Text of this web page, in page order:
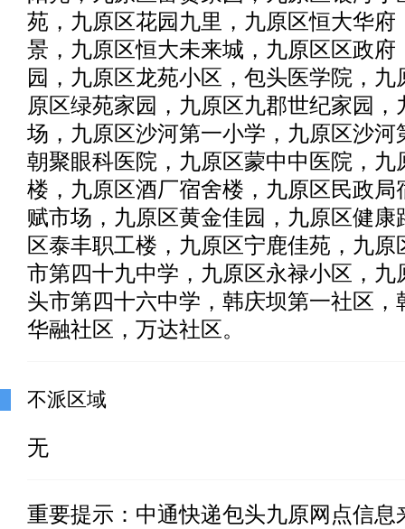
苑，九原区花园九里，九原区恒大华府
景，九原区恒大未来城，九原区区政府
园，九原区龙苑小区，包头医学院，
原区绿苑家园，九原区九郡世纪家园，
场，九原区沙河第一小学，九原区沙河
朝聚眼科医院，九原区蒙中中医院，九
楼，九原区酒厂宿舍楼，九原区民政局
赋市场，九原区黄金佳园，九原区健康
区泰丰职工楼，九原区宁鹿佳苑，九
市第四十九中学，九原区永禄小区，九
头市第四十六中学，韩庆坝第一社区，
华融社区，万达社区。
不派区域
无
重要提示： 中通快递包头九原网点信息